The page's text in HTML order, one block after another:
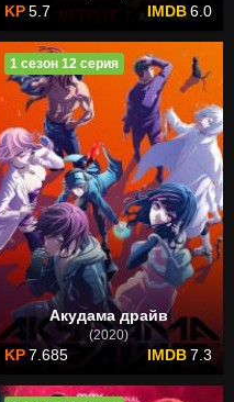
5.7 6.0
Акудама драйв
(2020)
7.685 7.3
1 сезон 12 серия